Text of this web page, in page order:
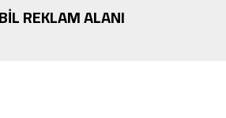
REKLAM ALANI